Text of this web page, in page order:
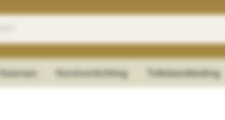
Kaarsen Kerstverlichting Tafelaankleding